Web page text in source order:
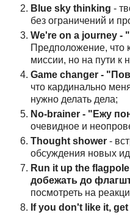
Blue sky thinking -
без ограничений и
We're on a journey
Предположение, что
миссии, но на пути к
Game changer -
что кардинально
нужно делать дела;
No-brainer - "Ежу
очевидное и
Thought shower -
обсуждения новых
Run it up the
добежать до
посмотреть на
If you don't like it,